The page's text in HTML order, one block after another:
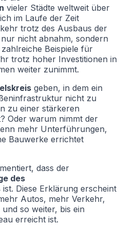
vieler Städte weltweit über
im Laufe der Zeit
trotz des Ausbaus der
nicht abnahm, sondern
Beispiele für
trotz hoher Investitionen in
weiter zunimmt.
geben, in dem ein
nicht zu
zu einer stärkeren
Oder warum nimmt der
mehr Unterführungen,
Bauwerke errichtet
dass der
des
ist. Diese Erklärung erscheint
Autos, mehr Verkehr,
so weiter, bis ein
erreicht ist.